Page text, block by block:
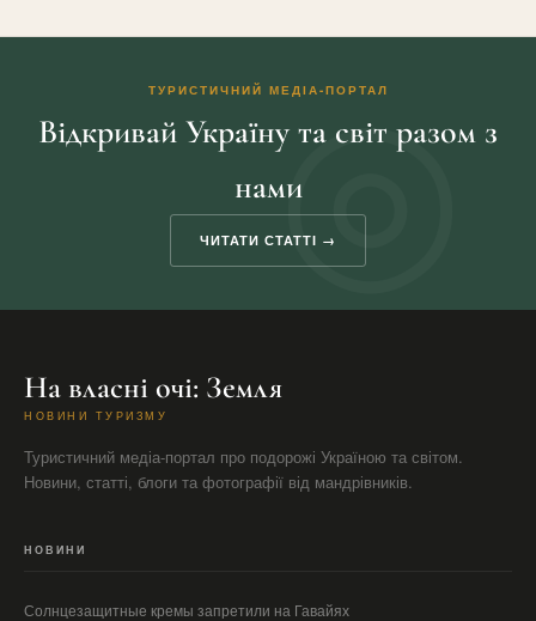
ТУРИСТИЧНИЙ МЕДІА-ПОРТАЛ
Відкривай Україну та світ разом з
нами
ЧИТАТИ СТАТТІ →
На власні очі: Земля
НОВИНИ ТУРИЗМУ
Туристичний медіа-портал про подорожі Україною та світом.
Новини, статті, блоги та фотографії від мандрівників.
НОВИНИ
Солнцезащитные кремы запретили на Гавайях